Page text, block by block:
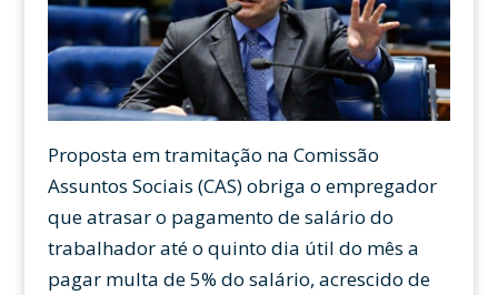
Proposta em tramitação na Comissão
Assuntos Sociais (CAS) obriga o empregador
que atrasar o pagamento de salário do
trabalhador até o quinto dia útil do mês a
pagar multa de 5% do salário, acrescido de